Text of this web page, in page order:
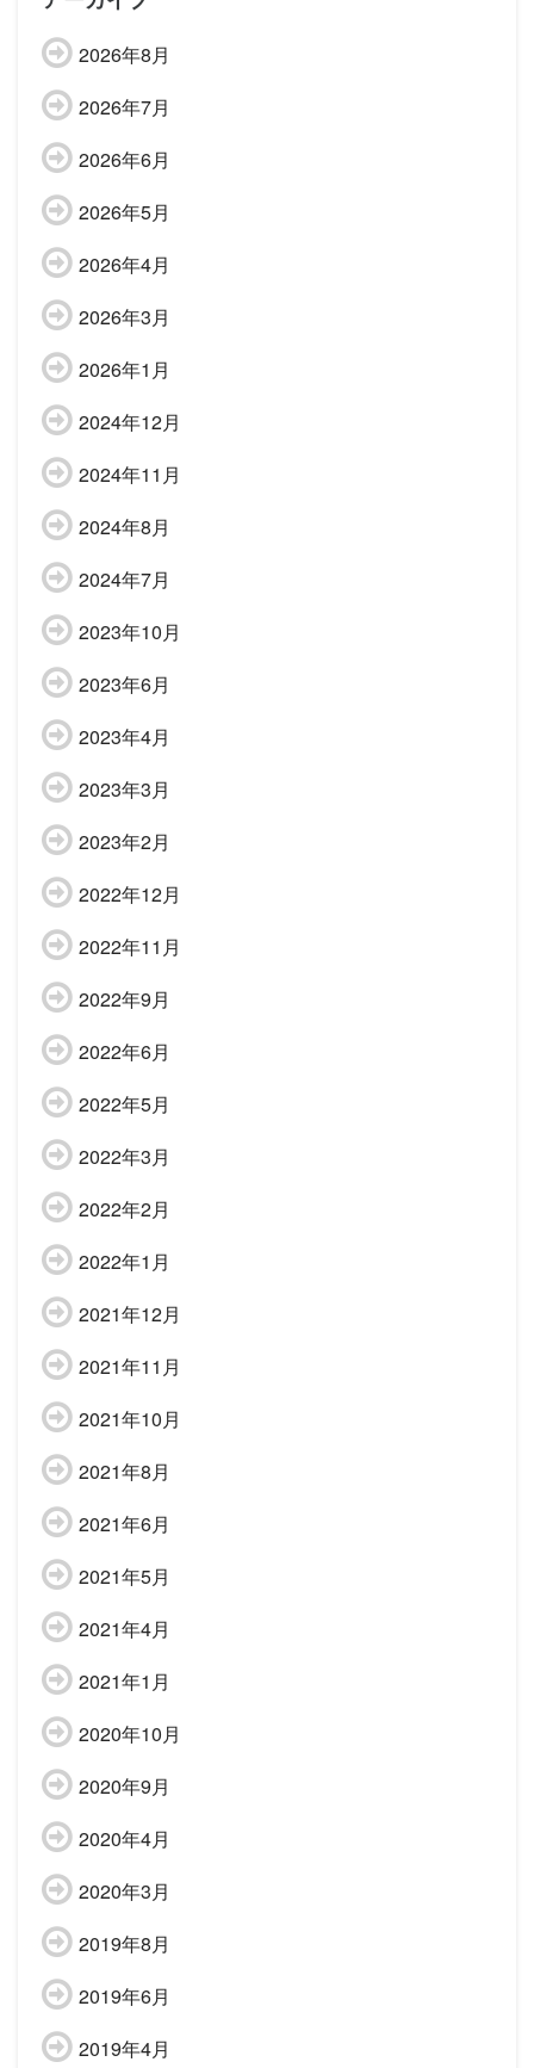
2026年8月
2026年7月
2026年6月
2026年5月
2026年4月
2026年3月
2026年1月
2024年12月
2024年11月
2024年8月
2024年7月
2023年10月
2023年6月
2023年4月
2023年3月
2023年2月
2022年12月
2022年11月
2022年9月
2022年6月
2022年5月
2022年3月
2022年2月
2022年1月
2021年12月
2021年11月
2021年10月
2021年8月
2021年6月
2021年5月
2021年4月
2021年1月
2020年10月
2020年9月
2020年4月
2020年3月
2019年8月
2019年6月
2019年4月